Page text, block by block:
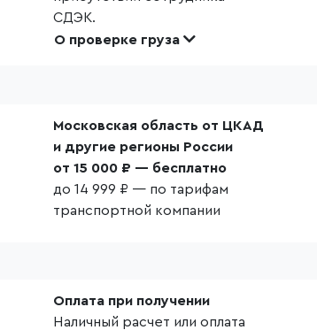
СДЭК.
О проверке груза
Московская область от ЦКАД
и другие регионы России
от 15 000 ₽ — бесплатно
до 14 999 ₽ — по тарифам
транспортной компании
Оплата при получении
Наличный расчет или оплата